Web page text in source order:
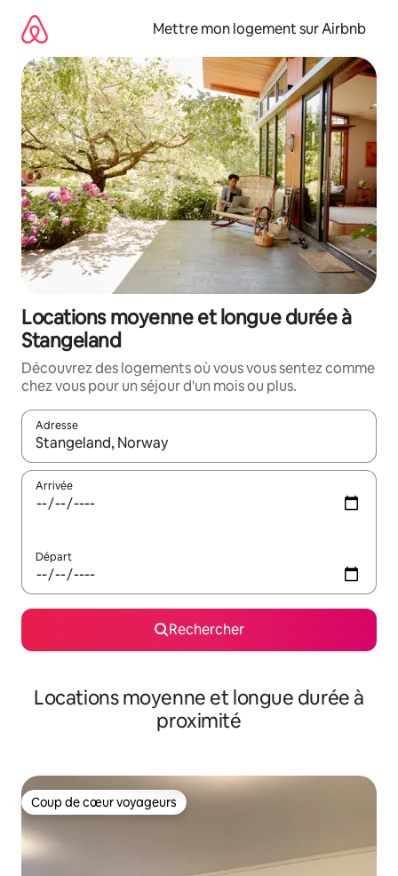
directement
contenu
Mettre mon logement sur Airbnb
Locations moyenne et longue durée à
Stangeland
Découvrez des logements où vous vous sentez comme
chez vous pour un séjour d'un mois ou plus.
Adresse
Lorsque les résultats s'affichent, utilisez les flèches vers le
Arrivée
Départ
Rechercher
Locations moyenne et longue durée à
proximité
Coup de cœur voyageurs
Coup de cœur voyageurs